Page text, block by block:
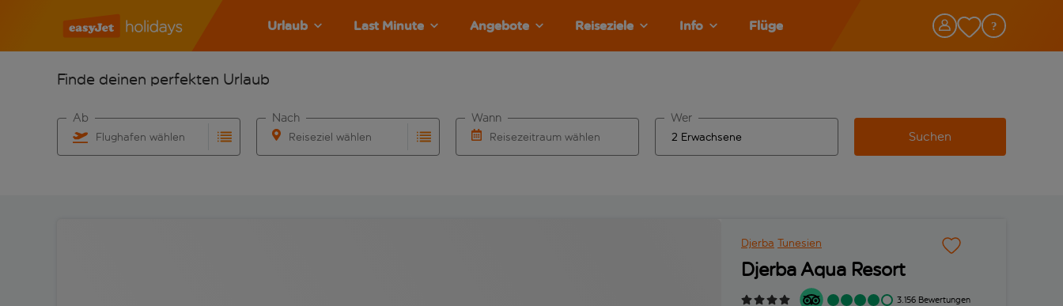
Urlaub Last Minute Angebote Reiseziele Info Flüge
Finde deinen perfekten Urlaub
Flughafen wählen
Ab
Reiseziel wählen
Nach
Reisezeitraum wählen
Wann Wer
Suchen
Djerba Tunesien
Djerba Aqua Resort
3.156 Bewertungen